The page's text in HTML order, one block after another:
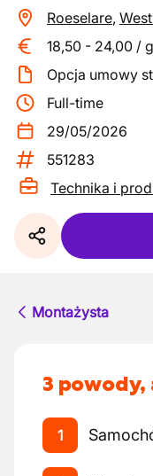
Roeselare,
18,50 - 24,00 /
Opcja umowy
Full-time
29/05/2026
551283
Technika i
Montażysta
3 powody,
1